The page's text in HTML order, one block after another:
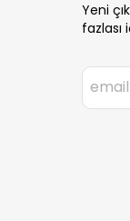
Yeni
fazlası